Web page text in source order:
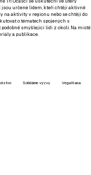
jsou určené lidem, kteří chtějí aktivně
na aktivity v regionu nebo se chtějí do
o tématech spojených s
smýšlející lidi z okolí. Na místě
a publikace.
Solidárne výzvy VegaNana